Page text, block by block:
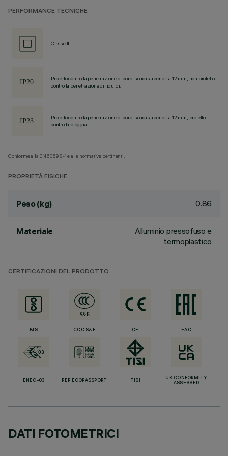
PERFORMANCE TECNICHE
Classe II
Protetto contro la penetrazione di corpi solidi superiori a 12 mm, non protetto
contro la penetrazione di liquidi.
Protetto contro la penetrazione di corpi solidi superiori a 12 mm, protetto
contro la pioggia.
Conforme alla EN60598-1 e alle normative pertinenti.
PROPRIETÀ FISICHE
Peso (kg) 0.86
Materiale
Alluminio pressofuso e
termoplastico
CERTIFICAZIONI DEL PRODOTTO
BIS CCC S&E CE EAC
ENEC-03 PEP ECOPASSPORT TISI
UK CONFORMITY
ASSESSED
DATI FOTOMETRICI